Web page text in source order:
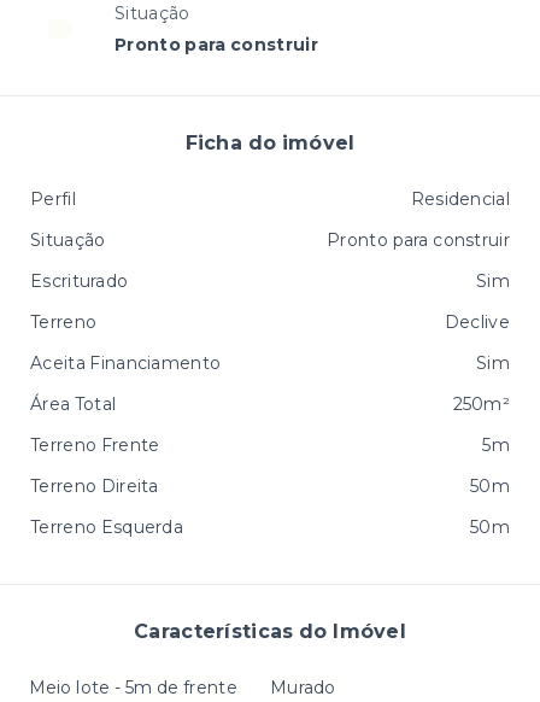
Situação
Pronto para construir
Características do Imóvel
Meio lote - 5m de frente Murado
Ficha do imóvel
Perfil
Residencial
Situação
Pronto para construir
Escriturado
Sim
Terreno
Declive
Aceita Financiamento
Sim
Área Total
250m²
Terreno Frente
5m
Terreno Direita
50m
Terreno Esquerda
50m